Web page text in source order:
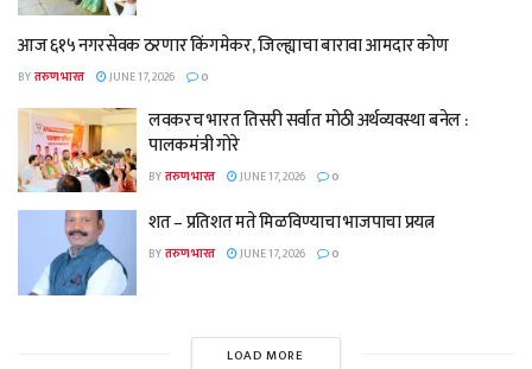
आज ६१५ नगरसेवक ठरणार किंगमेकर, जिल्ह्याचा बारावा आमदार कोण
BYतरुण भारत JUNE 17, 2026 0
लवकरच भारत तिसरी सर्वात मोठी अर्थव्यवस्था बनेल :
पालकमंत्री गोरे
BYतरुण भारत JUNE 17, 2026 0
शत – प्रतिशत मते मिळविण्याचा भाजपाचा प्रयत्न
BYतरुण भारत JUNE 17, 2026 0
LOAD MORE